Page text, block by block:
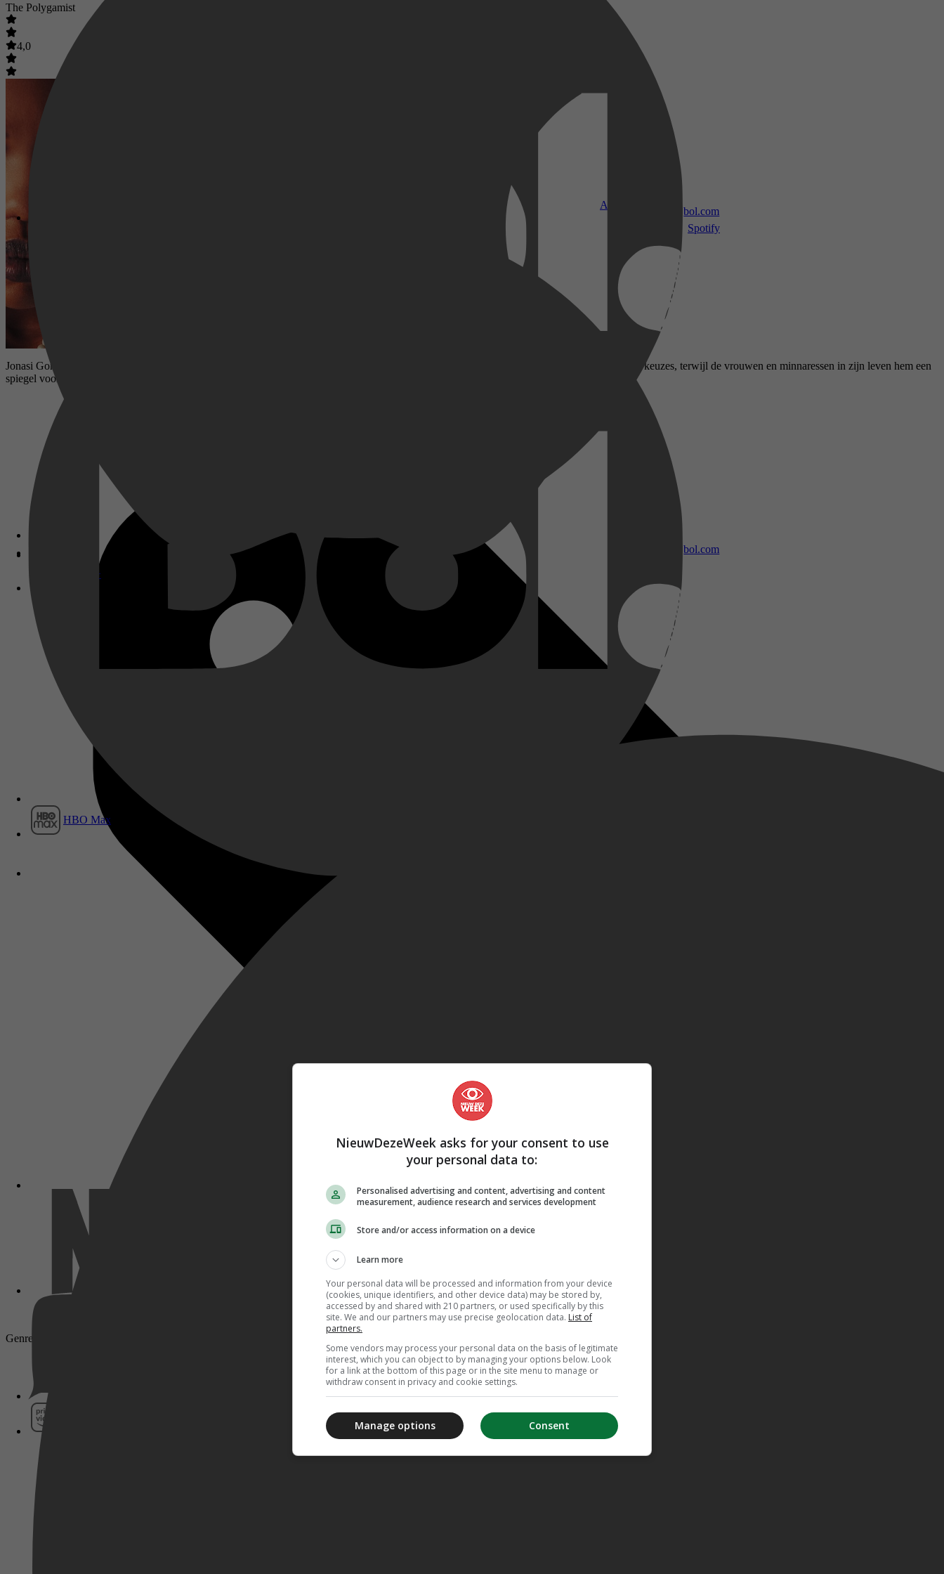
Apple TV
Disney+
HBO Max
bol.com
bol.com
Spotify
The Polygamist
4,0
Jonasi Gomora, een selfmade CEO, bouwt een imperium op en een gecompliceerd privéleven dat begint in te storten onder het gewicht van zijn keuzes, terwijl de vrouwen en minnaressen in zijn leven hem een ​​
spiegel voorhouden van de man achter de macht.
Genre: Drama
NieuwDezeWeek asks for your consent to use
your personal data to:
Personalised advertising and content, advertising and content
measurement, audience research and services development
Store and/or access information on a device
Learn more
Your personal data will be processed and information from your device
(cookies, unique identifiers, and other device data) may be stored by,
accessed by and shared with 210 partners, or used specifically by this
site. We and our partners may use precise geolocation data. List of
partners.
Some vendors may process your personal data on the basis of legitimate
interest, which you can object to by managing your options below. Look
for a link at the bottom of this page or in the site menu to manage or
withdraw consent in privacy and cookie settings.
Consent
Manage options